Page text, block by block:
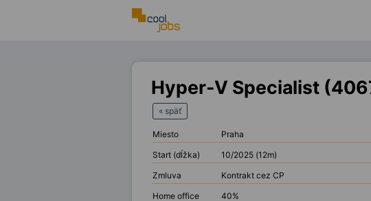
Hyper-V Specialist
« späť
Miesto
Praha
Start (dĺžka)
10/2025 (12m)
Zmluva
Kontrakt cez CP
Home office
40%